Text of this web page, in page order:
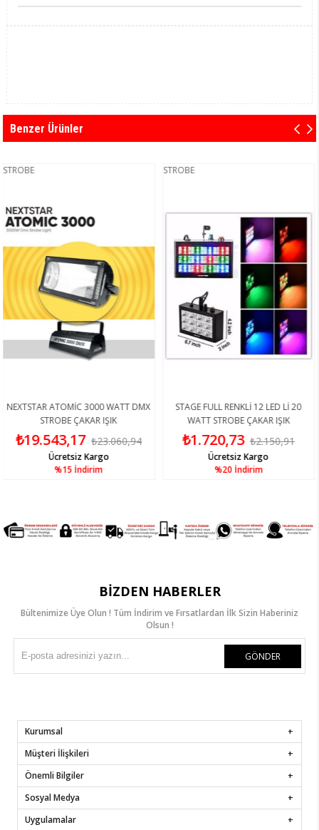
Benzer Ürünler
ATOMİC 3000 WATT DMX
STROBE ÇAKAR IŞIK
₺23.060,94
İndirim
Ücretsiz Kargo
STAGE FULL RENKLİ 12 LED Lİ 20
WATT STROBE ÇAKAR IŞIK
₺1.720,73 ₺2.150,91
İndirim
Ücretsiz Kargo
DJ PRO
BIZDEN HABERLER
Bültenimize Üye Olun ! Tüm İndirim ve Fırsatlardan İlk Sizin Haberiniz
Olsun !
GÖNDER
Kurumsal
Müşteri İlişkileri
Önemli Bilgiler
Sosyal Medya
Uygulamalar